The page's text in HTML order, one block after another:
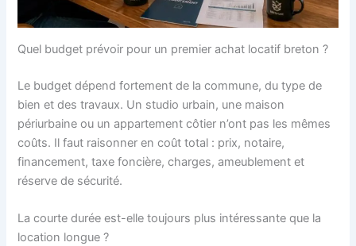
Quel budget prévoir pour un premier achat locatif breton ?
Le budget dépend fortement de la commune, du type de
bien et des travaux. Un studio urbain, une maison
périurbaine ou un appartement côtier n’ont pas les mêmes
coûts. Il faut raisonner en coût total : prix, notaire,
financement, taxe foncière, charges, ameublement et
réserve de sécurité.
La courte durée est-elle toujours plus intéressante que la
location longue ?